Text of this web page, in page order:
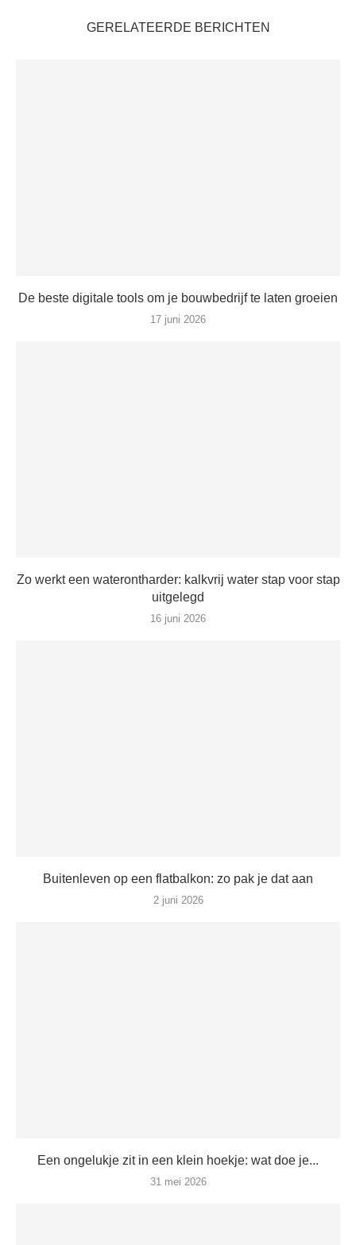
GERELATEERDE BERICHTEN
De beste digitale tools om je bouwbedrijf te laten groeien
17 juni 2026
Zo werkt een waterontharder: kalkvrij water stap voor stap
uitgelegd
16 juni 2026
Buitenleven op een flatbalkon: zo pak je dat aan
2 juni 2026
Een ongelukje zit in een klein hoekje: wat doe je...
31 mei 2026